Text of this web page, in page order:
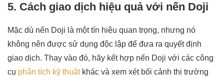
5. Cách giao dịch hiệu quả với nến Doji
Mặc dù nến Doji là một tín hiệu quan trọng, nhưng nó
không nên được sử dụng độc lập để đưa ra quyết định
giao dịch. Thay vào đó, hãy kết hợp nến Doji với các công
cụ phân tích kỹ thuậtkhác và xem xét bối cảnh thị trường